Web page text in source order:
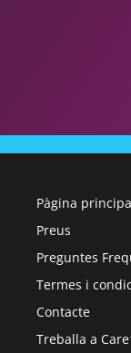
Pàgina
Preus
Preguntes
Termes i
Contacte
Treballa a